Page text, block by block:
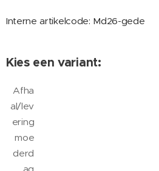
Interne artikelcode: Md26-gede
Kies een variant:
Afha
al/lev
ering
moe
derd
ag